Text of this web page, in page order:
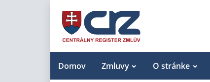
Domov Zmluvy O stránke